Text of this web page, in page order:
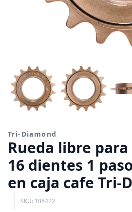
Tri-Diamond
Rueda libre
16 dientes 1
en caja cafe Tri-
SKU: 108422